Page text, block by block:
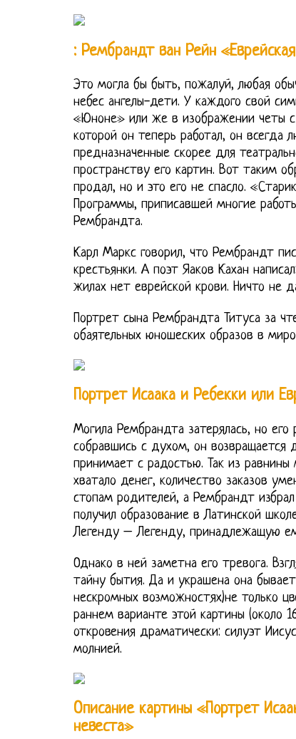
: Рембрандт ван Рейн
Это могла бы быть, пожалуй, любая
небес ангелы-дети. У каждого свой
«Юноне» или же в изображении четы с
которой он теперь работал, он
предназначенные скорее для
пространству его картин. Вот таким
продал, но и это его не спасло.
Программы, приписавшей многие
Рембрандта.
Карл Маркс говорил, что Рембрандт
крестьянки. А поэт Яаков Кахан
жилах нет еврейской крови. Ничто не
Портрет сына Рембрандта Титуса за
обаятельных юношеских образов в
Портрет Исаака и Ребекки или
Могила Рембрандта затерялась, но
собравшись с духом, он возвращается
принимает с радостью. Так из
хватало денег, количество заказов
стопам родителей, а Рембрандт
получил образование в Латинской
Легенду – Легенду, принадлежащую
Однако в ней заметна его тревога.
тайну бытия. Да и украшена она
нескромных возможностях)не только
раннем варианте этой картины (около
откровения драматически: силуэт
молнией.
Описание картины «Портрет
невеста»